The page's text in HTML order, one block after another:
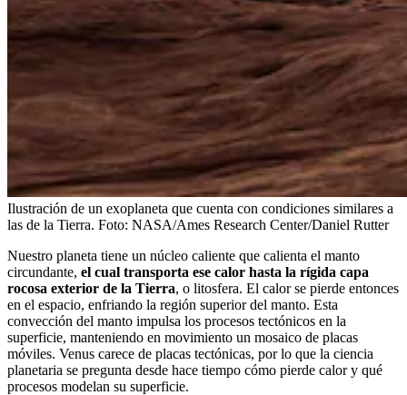
Ilustración de un exoplaneta que cuenta con condiciones similares a
las de la Tierra. Foto: NASA/Ames Research Center/Daniel Rutter
Nuestro planeta tiene un núcleo caliente que calienta el manto
circundante, el cual transporta ese calor hasta la rígida capa
rocosa exterior de la Tierra, o litosfera. El calor se pierde entonces
en el espacio, enfriando la región superior del manto. Esta
convección del manto impulsa los procesos tectónicos en la
superficie, manteniendo en movimiento un mosaico de placas
móviles. Venus carece de placas tectónicas, por lo que la ciencia
planetaria se pregunta desde hace tiempo cómo pierde calor y qué
procesos modelan su superficie.